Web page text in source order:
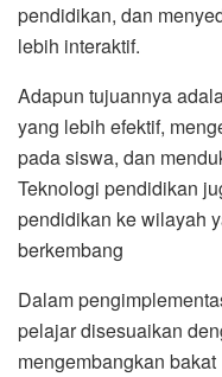
pendidikan, dan
lebih interaktif.
Adapun tujuannya
yang lebih efektif,
pada siswa, dan
Teknologi pendidikan
pendidikan ke wilayah
berkembang
Dalam
pelajar disesuaikan
mengembangkan